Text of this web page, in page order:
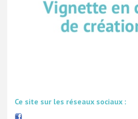
Ce site sur les réseaux sociaux :